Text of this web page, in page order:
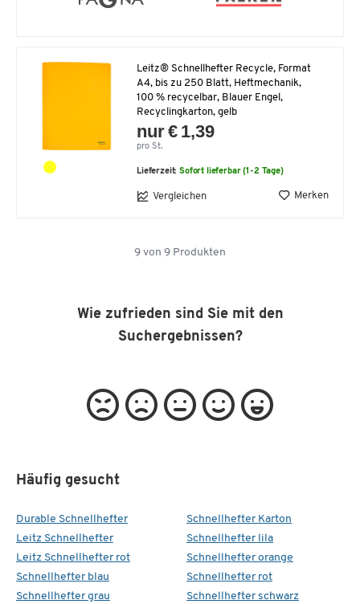
Leitz® Schnellhefter Recycle, Format
A4, bis zu 250 Blatt, Heftmechanik,
100 % recycelbar, Blauer Engel,
Recyclingkarton, gelb
nur € 1,39
pro St.
Lieferzeit:Sofort lieferbar (1-2 Tage)
Vergleichen Merken
9 von 9 Produkten
Wie zufrieden sind Sie mit den
Suchergebnissen?
Häufig gesucht
Durable Schnellhefter
Leitz Schnellhefter
Leitz Schnellhefter rot
Schnellhefter blau
Schnellhefter grau
Schnellhefter Karton
Schnellhefter lila
Schnellhefter orange
Schnellhefter rot
Schnellhefter schwarz